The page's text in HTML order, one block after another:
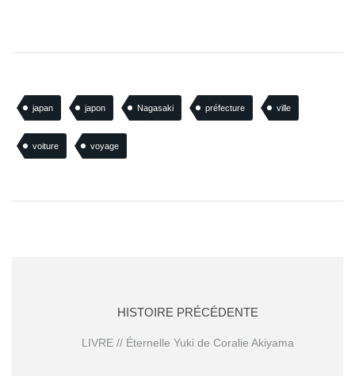
japan japon Nagasaki préfecture ville
voiture voyage
HISTOIRE PRÉCÉDENTE
LIVRE // Éternelle Yuki de Coralie Akiyama